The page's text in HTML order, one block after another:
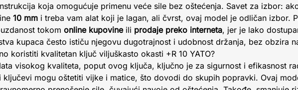
koja omogućuje primenu veće sile bez oštećenja. Savet za izbor:
10 mm i treba vam alat koji je lagan, ali čvrst, ovaj model je odličan izbor.
tokom online kupovineili prodaje preko interneta, jer je lako
kupaca često ističu njegovu dugotrajnost i udobnost držanja, bez obzira
koristiti kvalitetan ključ viljuškasto okasti +R 10 YATO?
visokog kvaliteta, poput ovog ključa, ključno je za sigurnost i efikasnost
ključevi mogu oštetiti vijke i matice, što dovodi do skupih popravki. Ovaj